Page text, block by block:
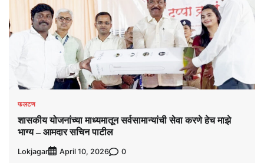
फलटण
शासकीय योजनांच्या माध्यमातून सर्वसामान्यांची सेवा करणे हेच माझे
भाग्य – आमदार सचिन पाटील
Lokjagar April 10, 2026 0